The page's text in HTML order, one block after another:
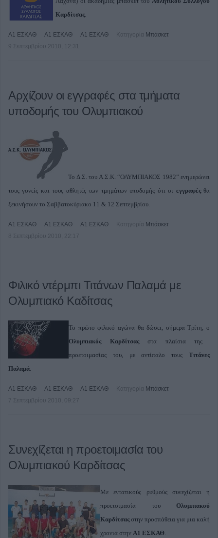
Καρδίτσας.
Α1 ΕΣΚΑΘ Α1 ΕΣΚΑΘ Α1 ΕΣΚΑΘ Κατηγορία Μπάσκετ
9 Σεπτεμβρίου 2010, 12:31
Αρχίζουν οι εγγραφές στα τμήματα
υποδομής του Ολυμπιακού
Το Δ.Σ. του Α.Σ.Κ. “ΟΛΥΜΠΙΑΚΟΣ 1982” ενημερώνει
τους γονείς και τους αθλητές των τμημάτων υποδομής ότι οι εγγραφέςθα
ξεκινήσουν το Σαββατοκύριακο 11 & 12 Σεπτεμβρίου.
Α1 ΕΣΚΑΘ Α1 ΕΣΚΑΘ Α1 ΕΣΚΑΘ Κατηγορία Μπάσκετ
8 Σεπτεμβρίου 2010, 22:17
Φιλικό ντέρμπι Τιτάνων Παλαμά με
Ολυμπιακό Καδίτσας
Το πρώτο φιλικό αγώνα θα δώσει, σήμερα Τρίτη, ο
Ολυμπιακός Καρδίτσαςστα πλαίσια της
προετοιμασίας του, με αντίπαλο τους Τιτάνες
Παλαμά.
Α1 ΕΣΚΑΘ Α1 ΕΣΚΑΘ Α1 ΕΣΚΑΘ Κατηγορία Μπάσκετ
7 Σεπτεμβρίου 2010, 09:27
Συνεχίζεται η προετοιμασία του
Ολυμπιακού Καρδίτσας
Με εντατικούς ρυθμούς συνεχίζεται η
προετοιμασία του Ολυμπιακού
Καρδίτσαςστην προσπάθεια για μια καλή
χρονιά στην Α1 ΕΣΚΑΘ.